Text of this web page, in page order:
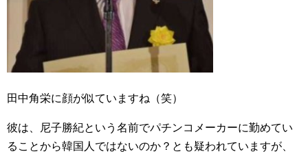
田中角栄に顔が似ていますね（笑）
彼は、尼子勝紀という名前でパチンコメーカーに勤めてい
ることから韓国人ではないのか？とも疑われていますが、